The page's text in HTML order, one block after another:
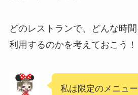
どのレストランで、どんな時
利用するのかを考えておこう！
私は限定のメニュ